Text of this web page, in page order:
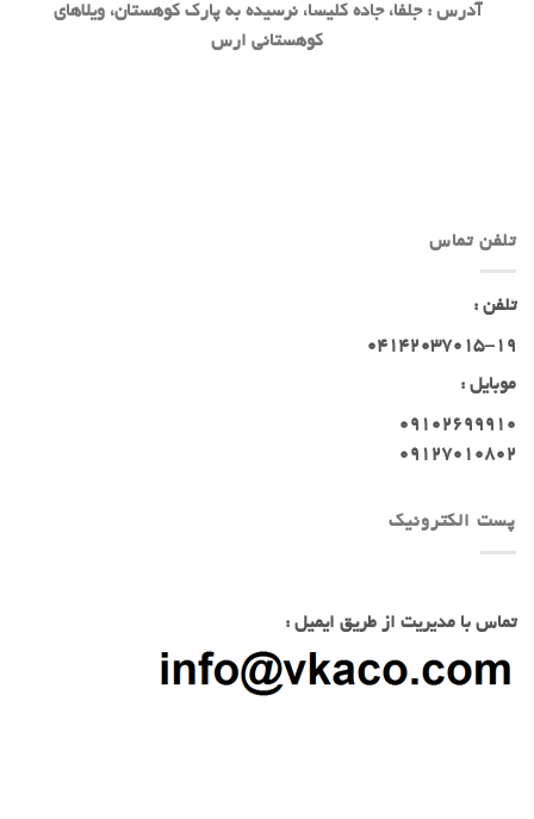
آدرس : جلفا، جاده کلیسا، نرسیده به پارک کوهستان، ویلاهای
کوهستانی ارس
تلفن تماس
تلفن :
04142037015-19
موبایل :
09102699910
09127010802
پست الکترونیک
تماس با مدیریت از طریق ایمیل :